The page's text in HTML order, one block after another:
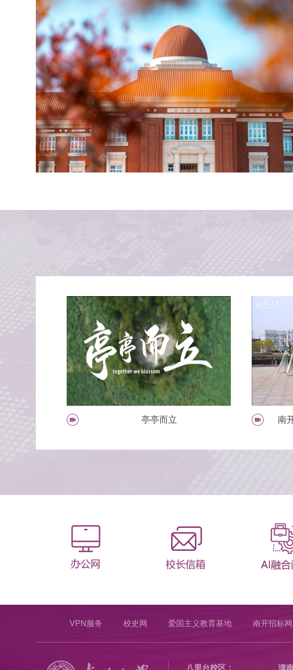
月20日 南开大学电视新闻2025年11月13日 南
VPN服务 校史网 爱国主义教育基地 南开招标网
八里台校区： 津